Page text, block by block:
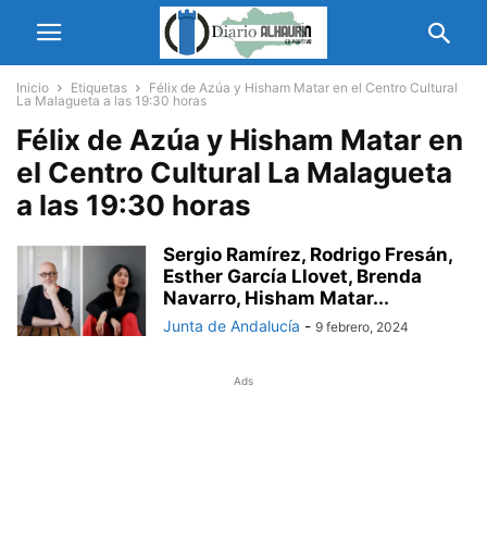
Inicio Etiquetas
Félix de Azúa y Hisham Matar en el Centro Cultural
La Malagueta a las 19:30 horas
Félix de Azúa y Hisham Matar en
el Centro Cultural La Malagueta
a las 19:30 horas
Sergio Ramírez, Rodrigo Fresán,
Esther García Llovet, Brenda
Navarro, Hisham Matar...
Junta de Andalucía - 9 febrero, 2024
Ads